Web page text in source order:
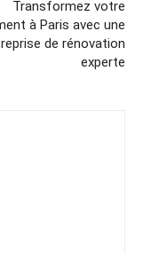
Transformez votre
à Paris avec une
de rénovation
experte